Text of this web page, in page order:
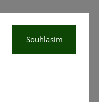
Souhlasím